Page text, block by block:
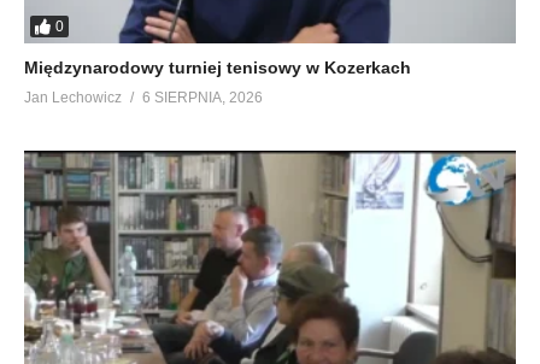
0
Międzynarodowy turniej tenisowy w Kozerkach
Jan Lechowicz 6 SIERPNIA, 2026